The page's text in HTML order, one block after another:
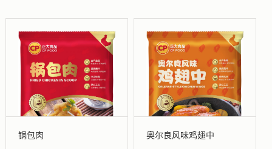
锅包肉 奥尔良风味鸡翅中